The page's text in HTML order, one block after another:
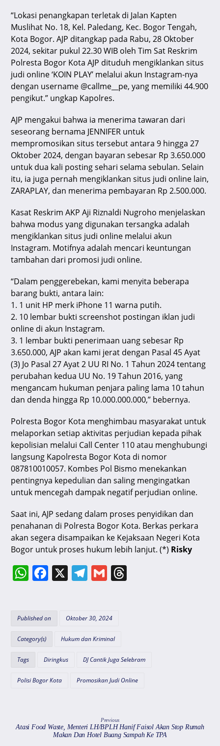
“Lokasi penangkapan terletak di Jalan Kapten
Muslihat No. 18, Kel. Paledang, Kec. Bogor Tengah,
Kota Bogor. AJP ditangkap pada Rabu, 28 Oktober
2024, sekitar pukul 22.30 WIB oleh Tim Sat Reskrim
Polresta Bogor Kota AJP dituduh mengiklankan situs
judi online ‘KOIN PLAY’ melalui akun Instagram-nya
dengan username @callme__pe, yang memiliki 44.900
pengikut.” ungkap Kapolres.
AJP mengakui bahwa ia menerima tawaran dari
seseorang bernama JENNIFER untuk
mempromosikan situs tersebut antara 9 hingga 27
Oktober 2024, dengan bayaran sebesar Rp 3.650.000
untuk dua kali posting sehari selama sebulan. Selain
itu, ia juga pernah mengiklankan situs judi online lain,
ZARAPLAY, dan menerima pembayaran Rp 2.500.000.
Kasat Reskrim AKP Aji Riznaldi Nugroho menjelaskan
bahwa modus yang digunakan tersangka adalah
mengiklankan situs judi online melalui akun
Instagram. Motifnya adalah mencari keuntungan
tambahan dari promosi judi online.
“Dalam penggerebekan, kami menyita beberapa
barang bukti, antara lain:
1. 1 unit HP merk iPhone 11 warna putih.
2. 10 lembar bukti screenshot postingan iklan judi
online di akun Instagram.
3. 1 lembar bukti penerimaan uang sebesar Rp
3.650.000, AJP akan kami jerat dengan Pasal 45 Ayat
(3) Jo Pasal 27 Ayat 2 UU RI No. 1 Tahun 2024 tentang
perubahan kedua UU No. 19 Tahun 2016, yang
mengancam hukuman penjara paling lama 10 tahun
dan denda hingga Rp 10.000.000.000,” bebernya.
Polresta Bogor Kota menghimbau masyarakat untuk
melaporkan setiap aktivitas perjudian kepada pihak
kepolisian melalui Call Center 110 atau menghubungi
langsung Kapolresta Bogor Kota di nomor
087810010057. Kombes Pol Bismo menekankan
pentingnya kepedulian dan saling mengingatkan
untuk mencegah dampak negatif perjudian online.
Saat ini, AJP sedang dalam proses penyidikan dan
penahanan di Polresta Bogor Kota. Berkas perkara
akan segera disampaikan ke Kejaksaan Negeri Kota
Bogor untuk proses hukum lebih lanjut. (*) Risky
W
s
A
p
F
e
o
k
X T
gr
a
m
G
l
s
Published on Oktober 30, 2024
Category(s) Hukum dan Kriminal
Tags Diringkus DJ Cantik Juga Selebram
Polisi Bogor Kota Promosikan Judi Online
Previous
Atasi Food Waste, Menteri LH/BPLH Hanif Faisol Akan Stop Rumah
Makan Dan Hotel Buang Sampah Ke TPA